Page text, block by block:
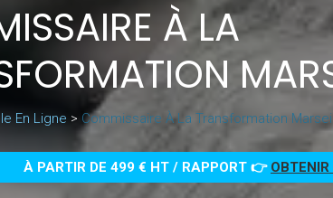
À LA
En Ligne > Commissaire À La Transformation
À PARTIR DE 499 € HT / RAPPORT 👉